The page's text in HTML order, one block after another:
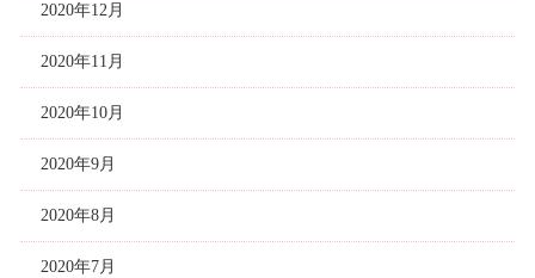
2020年12月
2020年11月
2020年10月
2020年9月
2020年8月
2020年7月